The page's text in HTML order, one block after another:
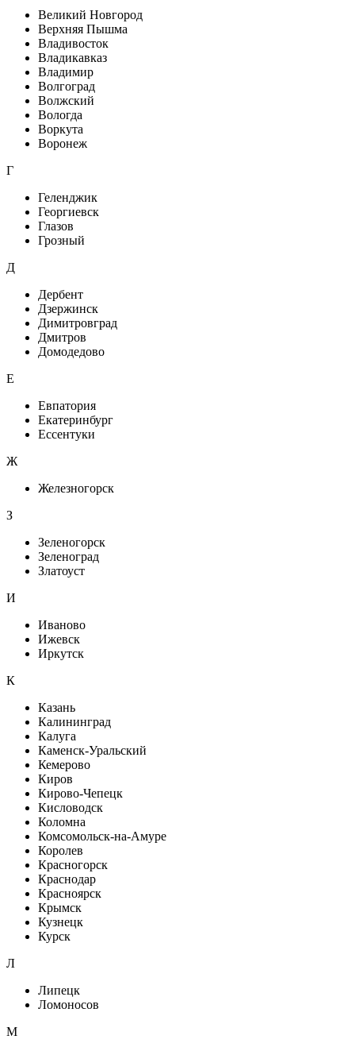
Великий Новгород
Верхняя Пышма
Владивосток
Владикавказ
Владимир
Волгоград
Волжский
Вологда
Воркута
Воронеж
Г
Геленджик
Георгиевск
Глазов
Грозный
Д
Дербент
Дзержинск
Димитровград
Дмитров
Домодедово
Е
Евпатория
Екатеринбург
Ессентуки
Ж
Железногорск
З
Зеленогорск
Зеленоград
Златоуст
И
Иваново
Ижевск
Иркутск
К
Казань
Калининград
Калуга
Каменск-Уральский
Кемерово
Киров
Кирово-Чепецк
Кисловодск
Коломна
Комсомольск-на-Амуре
Королев
Красногорск
Краснодар
Красноярск
Крымск
Кузнецк
Курск
Л
Липецк
Ломоносов
М